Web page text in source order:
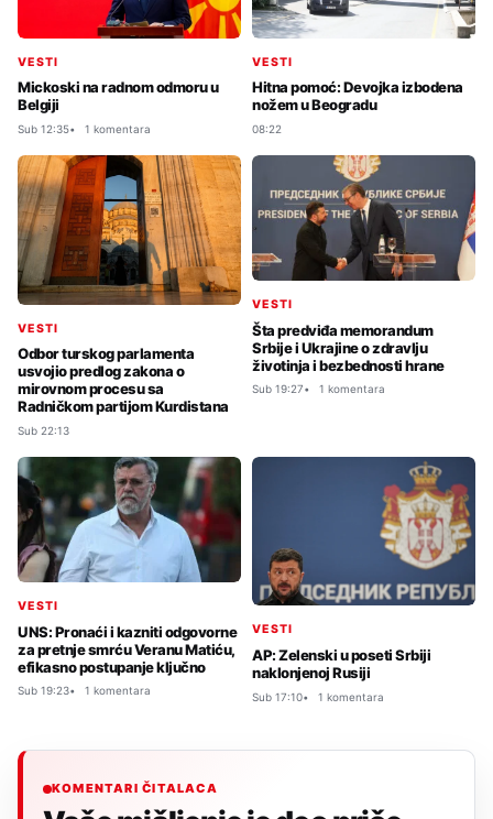
VESTI
Mickoski na radnom odmoru u
Belgiji
Sub 12:35 1 komentara
VESTI
Hitna pomoć: Devojka izbodena
nožem u Beogradu
08:22
VESTI
Odbor turskog parlamenta
usvojio predlog zakona o
mirovnom procesu sa
Radničkom partijom Kurdistana
Sub 22:13
VESTI
Šta predviđa memorandum
Srbije i Ukrajine o zdravlju
životinja i bezbednosti hrane
Sub 19:27 1 komentara
VESTI
UNS: Pronaći i kazniti odgovorne
za pretnje smrću Veranu Matiću,
efikasno postupanje ključno
Sub 19:23 1 komentara
VESTI
AP: Zelenski u poseti Srbiji
naklonjenoj Rusiji
Sub 17:10 1 komentara
KOMENTARI ČITALACA